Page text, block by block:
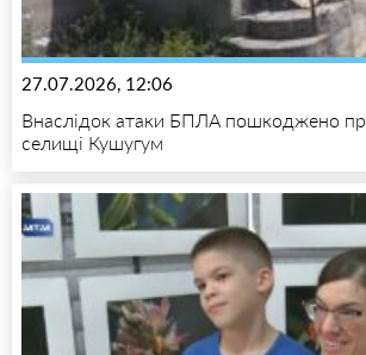
27.07.2026, 12:06
Внаслідок атаки БПЛА пошкоджено
селищі Кушугум